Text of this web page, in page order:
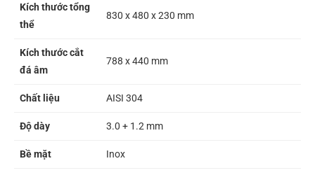
Kích thước tổng
thể
830 x 480 x 230 mm
Kích thước cắt
đá âm
788 x 440 mm
Chất liệu AISI 304
Độ dày 3.0 + 1.2 mm
Bề mặt Inox